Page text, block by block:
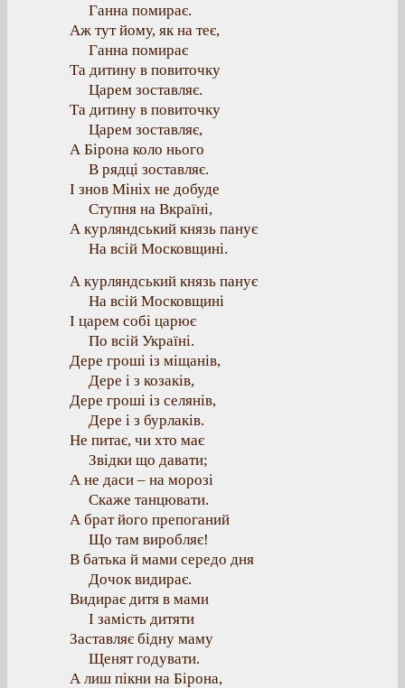
Ганна помирає.
Аж тут йому, як на теє,
Ганна помирає
Та дитину в повиточку
Царем зоставляє.
Та дитину в повиточку
Царем зоставляє,
А Бірона коло нього
В рядці зоставляє.
І знов Мініх не добуде
Ступня на Вкраїні,
А курляндський князь панує
На всій Московщині.
А курляндський князь панує
На всій Московщині
І царем собі царює
По всій Україні.
Дере гроші із міщанів,
Дере і з козаків,
Дере гроші із селянів,
Дере і з бурлаків.
Не питає, чи хто має
Звідки що давати;
А не даси – на морозі
Скаже танцювати.
А брат його препоганий
Що там виробляє!
В батька й мами середо дня
Дочок видирає.
Видирає дитя в мами
І замість дитяти
Заставляє бідну маму
Щенят годувати.
А лиш пікни на Бірона,